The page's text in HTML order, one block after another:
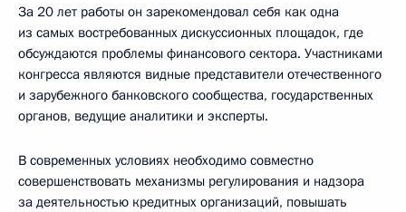
За 20 лет работы он зарекомендовал себя как одна
из самых востребованных дискуссионных площадок, где
обсуждаются проблемы финансового сектора. Участниками
конгресса являются видные представители отечественного
и зарубежного банковского сообщества, государственных
органов, ведущие аналитики и эксперты.
В современных условиях необходимо совместно
совершенствовать механизмы регулирования и надзора
за деятельностью кредитных организаций, повышать